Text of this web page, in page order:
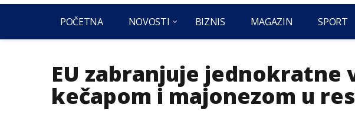
POČETNA NOVOSTI BIZNIS MAGAZIN SPORT
EU zabranjuje jednokratne
kečapom i majonezom u